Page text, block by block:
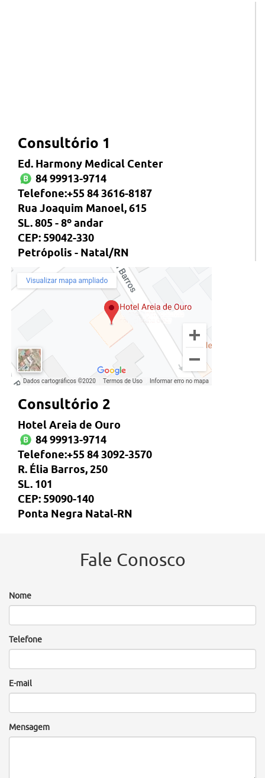
Consultório 1
Ed. Harmony Medical Center
84 99913-9714
Telefone:+55 84 3616-8187
Rua Joaquim Manoel, 615
SL. 805 - 8º andar
CEP: 59042-330
Petrópolis - Natal/RN
Consultório 2
Hotel Areia de Ouro
84 99913-9714
Telefone:+55 84 3092-3570
R. Élia Barros, 250
SL. 101
CEP: 59090-140
Ponta Negra Natal-RN
Fale Conosco
Nome
Telefone
E-mail
Mensagem